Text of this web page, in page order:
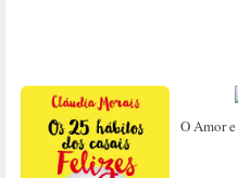
O Amor